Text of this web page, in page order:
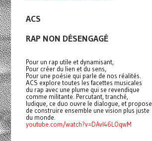
ACS
RAP NON DÉSENGAGÉ
Pour un rap utile et dynamisant,
Pour créer du lien et du sens,
Pour une poésie qui parle de nos réalités.
ACS explore toutes les facettes musicales
du rap avec une plume qui se revendique
comme militante. Percutant, tranché,
ludique, ce duo ouvre le dialogue, et propose
de construire ensemble une vision plus juste
du monde.
youtube.com/watch?v=DAvI46LOqwM